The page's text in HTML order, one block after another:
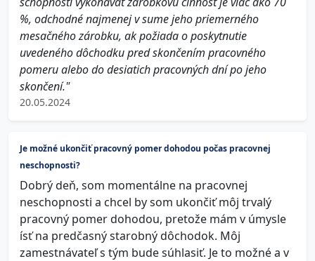
%, odchodné najmenej v sume jeho priemerného
mesačného zárobku, ak požiada o poskytnutie
uvedeného dôchodku pred skončením pracovného
pomeru alebo do desiatich pracovných dní po jeho
skončení."
20.05.2024
Je možné ukončiť pracovný pomer dohodou počas pracovnej
neschopnosti?
Dobrý deň, som momentálne na pracovnej
neschopnosti a chcel by som ukončiť môj trvalý
pracovný pomer dohodou, pretože mám v úmysle
ísť na predčasný starobný dôchodok. Môj
zamestnávateľ s tým bude súhlasiť. Je to možné a v